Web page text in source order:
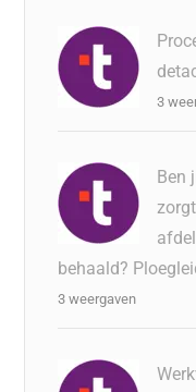
3
Ben
behaald?
3 weergaven